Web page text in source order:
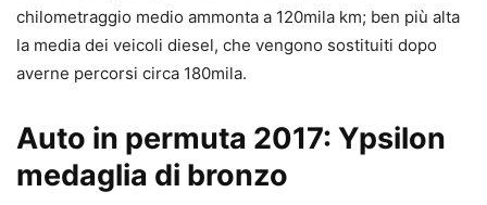
chilometraggio medio ammonta a 120mila km; ben più alta
la media dei veicoli diesel, che vengono sostituiti dopo
averne percorsi circa 180mila.
Auto in permuta 2017: Ypsilon
medaglia di bronzo